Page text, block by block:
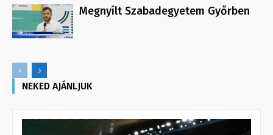
Megnyílt Szabadegyetem Győrben
NEKED AJÁNLJUK